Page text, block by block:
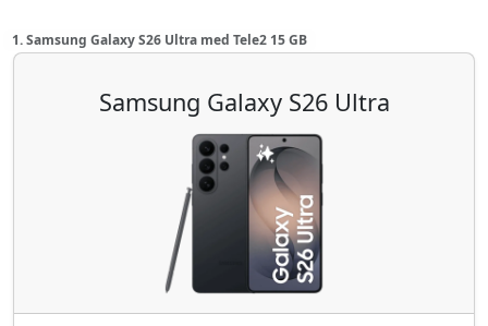
1. Samsung Galaxy S26 Ultra med Tele2 15 GB
Samsung Galaxy S26 Ultra